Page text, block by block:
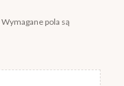
Wymagane pola są